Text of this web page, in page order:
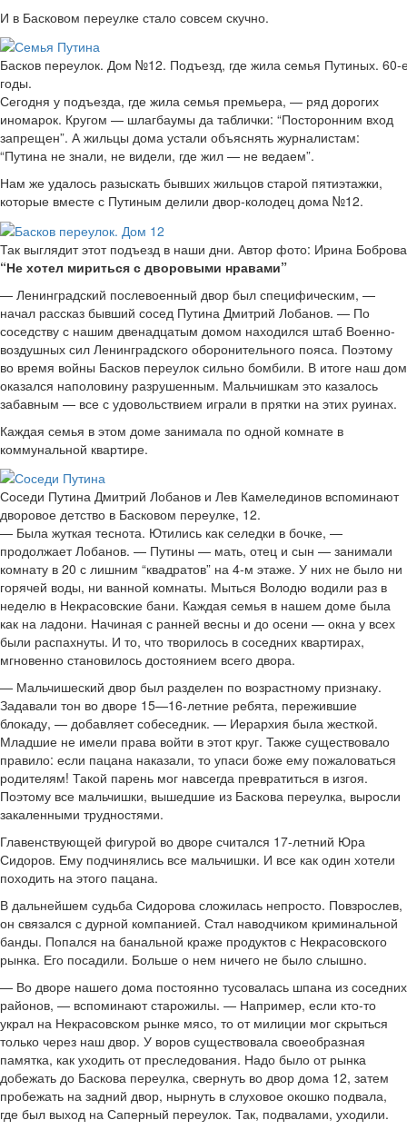
И в Басковом переулке стало совсем скучно.
Басков переулок. Дом №12. Подъезд, где жила семья Путиных. 60-
годы.
Сегодня у подъезда, где жила семья премьера, — ряд дорогих
иномарок. Кругом — шлагбаумы да таблички: “Посторонним вход
запрещен”. А жильцы дома устали объяснять журналистам:
“Путина не знали, не видели, где жил — не ведаем”.
Нам же удалось разыскать бывших жильцов старой пятиэтажки,
которые вместе с Путиным делили двор-колодец дома №12.
Так выглядит этот подъезд в наши дни. Автор фото: Ирина Боброва
“Не хотел мириться с дворовыми нравами”
— Ленинградский послевоенный двор был специфическим, —
начал рассказ бывший сосед Путина Дмитрий Лобанов. — По
соседству с нашим двенадцатым домом находился штаб Военно-
воздушных сил Ленинградского оборонительного пояса. Поэтому
во время войны Басков переулок сильно бомбили. В итоге наш дом
оказался наполовину разрушенным. Мальчишкам это казалось
забавным — все с удовольствием играли в прятки на этих руинах.
Каждая семья в этом доме занимала по одной комнате в
коммунальной квартире.
Соседи Путина Дмитрий Лобанов и Лев Камелединов вспоминают
дворовое детство в Басковом переулке, 12.
— Была жуткая теснота. Ютились как селедки в бочке, —
продолжает Лобанов. — Путины — мать, отец и сын — занимали
комнату в 20 с лишним “квадратов” на 4-м этаже. У них не было ни
горячей воды, ни ванной комнаты. Мыться Володю водили раз в
неделю в Некрасовские бани. Каждая семья в нашем доме была
как на ладони. Начиная с ранней весны и до осени — окна у всех
были распахнуты. И то, что творилось в соседних квартирах,
мгновенно становилось достоянием всего двора.
— Мальчишеский двор был разделен по возрастному признаку.
Задавали тон во дворе 15—16-летние ребята, пережившие
блокаду, — добавляет собеседник. — Иерархия была жесткой.
Младшие не имели права войти в этот круг. Также существовало
правило: если пацана наказали, то упаси боже ему пожаловаться
родителям! Такой парень мог навсегда превратиться в изгоя.
Поэтому все мальчишки, вышедшие из Баскова переулка, выросли
закаленными трудностями.
Главенствующей фигурой во дворе считался 17-летний Юра
Сидоров. Ему подчинялись все мальчишки. И все как один хотели
походить на этого пацана.
В дальнейшем судьба Сидорова сложилась непросто. Повзрослев,
он связался с дурной компанией. Стал наводчиком криминальной
банды. Попался на банальной краже продуктов с Некрасовского
рынка. Его посадили. Больше о нем ничего не было слышно.
— Во дворе нашего дома постоянно тусовалась шпана из соседних
районов, — вспоминают старожилы. — Например, если кто-то
украл на Некрасовском рынке мясо, то от милиции мог скрыться
только через наш двор. У воров существовала своеобразная
памятка, как уходить от преследования. Надо было от рынка
добежать до Баскова переулка, свернуть во двор дома 12, затем
пробежать на задний двор, нырнуть в слуховое окошко подвала,
где был выход на Саперный переулок. Так, подвалами, уходили.